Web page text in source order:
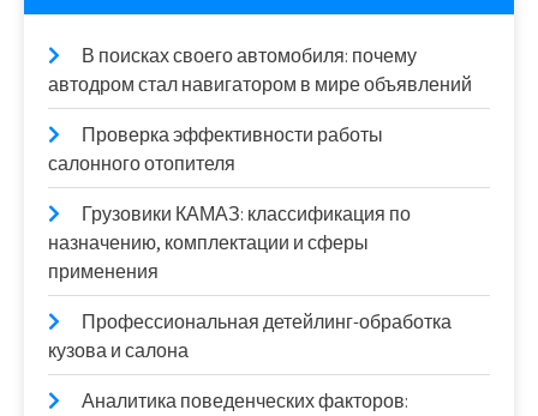
В поисках своего автомобиля: почему
автодром стал навигатором в мире объявлений
Проверка эффективности работы
салонного отопителя
Грузовики КАМАЗ: классификация по
назначению, комплектации и сферы
применения
Профессиональная детейлинг-обработка
кузова и салона
Аналитика поведенческих факторов: